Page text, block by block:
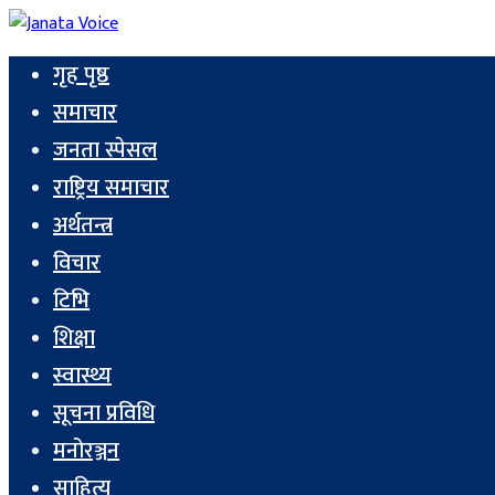
गृह पृष्ठ
समाचार
जनता स्पेसल
राष्ट्रिय समाचार
अर्थतन्त्र
विचार
टिभि
शिक्षा
स्वास्थ्य
सूचना प्रविधि
मनोरञ्जन